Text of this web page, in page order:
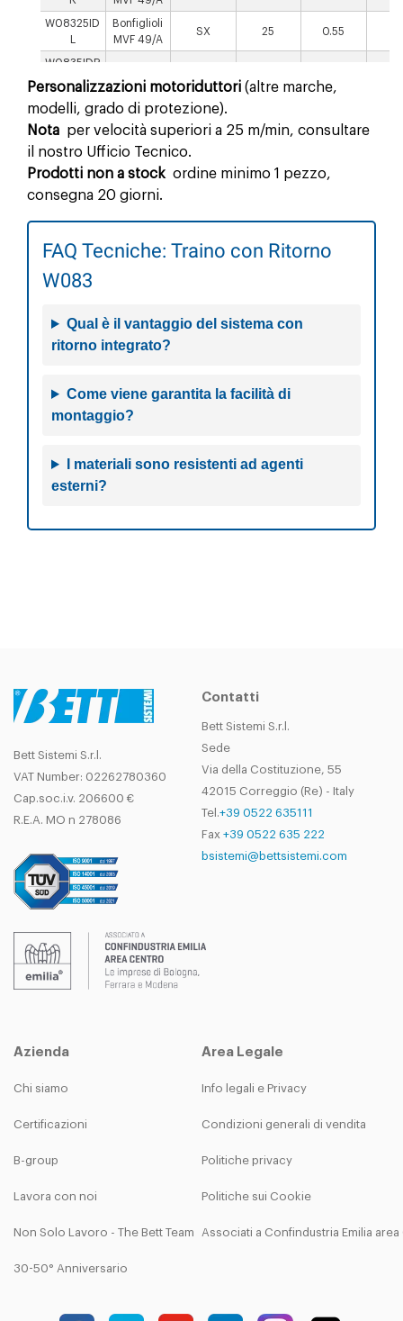
W08325ID
Bonfiglioli
MVF 49/A
SX 25 0.55
W0835IDR
W0835IDL
W
SEW S37 SX
RW
SEW S37
W08310ID
LW
SEW S37
W08315ID
W08315IDL
W
RW
W08320ID
SEW S37
RW
SEW S37 DX 25
W08325ID
Personalizzazioni motoriduttori (altre marche,
modelli, grado di protezione).
Nota per velocità superiori a 25 m/min, consultare
il nostro Ufficio Tecnico.
Prodotti non a stock ordine minimo 1 pezzo,
consegna 20 giorni.
FAQ Tecniche: Traino con Ritorno
W083
Qual è il vantaggio del sistema con
ritorno integrato?
Come viene garantita la facilità di
montaggio?
I materiali sono resistenti ad agenti
esterni?
Bett Sistemi S.r.l.
VAT Number: 02262780360
Cap.soc.i.v. 206600 €
R.E.A. MO n 278086
Contatti
Bett Sistemi S.r.l.
Sede
Via della Costituzione, 55
42015 Correggio (Re) - Italy
Tel.+39 0522 635111
Fax +39 0522 635 222
bsistemi@bettsistemi.com
Azienda
Chi siamo
Certificazioni
B-group
Lavora con noi
Non Solo Lavoro - The Bett Team
30-50° Anniversario
Area Legale
Info legali e Privacy
Condizioni generali di vendita
Politiche privacy
Politiche sui Cookie
Associati a Confindustria Emilia